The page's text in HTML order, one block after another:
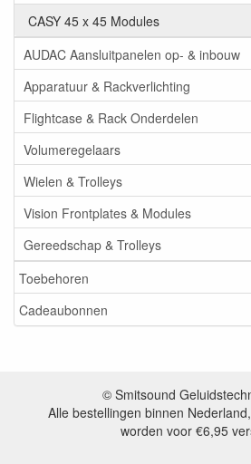
CASY 45 x 45 Modules
AUDAC Aansluitpanelen op- & inbouw
Apparatuur & Rackverlichting
Flightcase & Rack Onderdelen
Volumeregelaars
Wielen & Trolleys
Vision Frontplates & Modules
Gereedschap & Trolleys
Toebehoren
Cadeaubonnen
© Smitsound
Alle bestellingen binnen
worden voor €6,95